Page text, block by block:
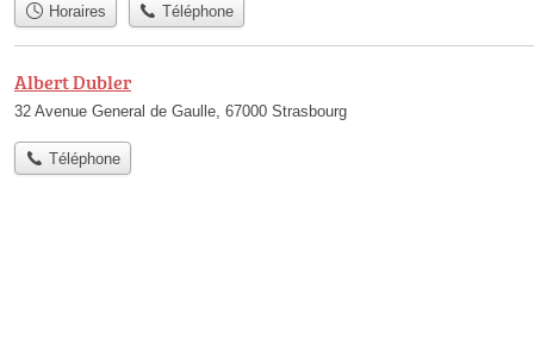
Horaires Téléphone
Albert Dubler
32 Avenue General de Gaulle, 67000 Strasbourg
Téléphone